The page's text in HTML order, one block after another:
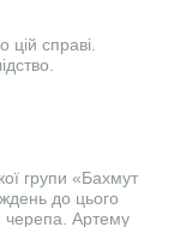
справі.
групи «Бахмут
до цього
черепа. Артему